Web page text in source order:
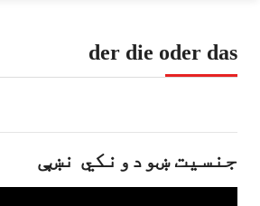
der die oder das
جنسیت ښودونکي نښې